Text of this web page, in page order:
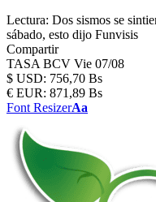
Lectura: Dos sismos se
sábado, esto dijo Funvisis
Compartir
TASA BCV Vie 07/08
$ USD: 756,70 Bs
€ EUR: 871,89 Bs
Font ResizerAa